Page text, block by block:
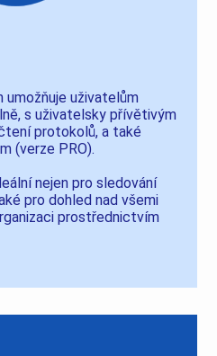
umožňuje uživatelům
s uživatelsky přívětivým
protokolů, a také
(verze PRO).
nejen pro sledování
pro dohled nad všemi
prostřednictvím